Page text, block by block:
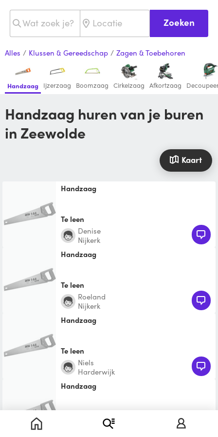
Zoeken
Alles / Klussen & Gereedschap / Zagen & Toebehoren
Handzaag Ijzerzaag Boomzaag Cirkelzaag Afkortzaag
Handzaag huren van je buren
in Zeewolde
Kaart
Handzaag
Te leen
Denise
Nijkerk
Handzaag
Te leen
Roeland
Nijkerk
Handzaag
Te leen
Niels
Harderwijk
Handzaag